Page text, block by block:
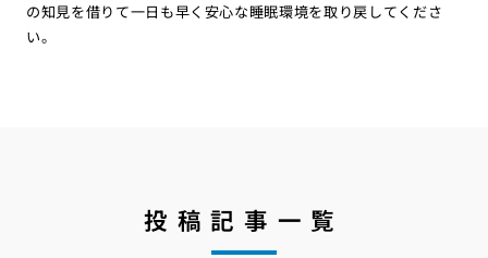
の知見を借りて一日も早く安心な睡眠環境を取り戻してくださ
い。
投稿記事一覧